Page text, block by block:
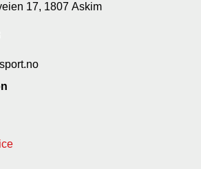
17, 1807 Askim